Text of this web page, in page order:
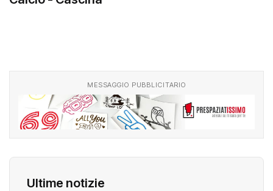
MESSAGGIO PUBBLICITARIO
Ultime notizie